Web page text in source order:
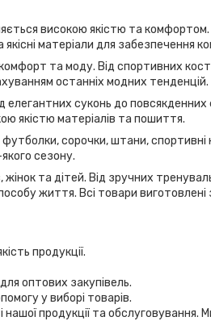
високою якістю та
матеріали для забезпечення
та моду. Від спортивних
останніх модних тенденцій.
елегантних суконь до
якістю матеріалів та пошиття.
сорочки, штани,
сезону.
та дітей. Від зручних
життя. Всі товари виготовлені
продукції.
оптових закупівель.
у виборі товарів.
продукції та обслуговування.